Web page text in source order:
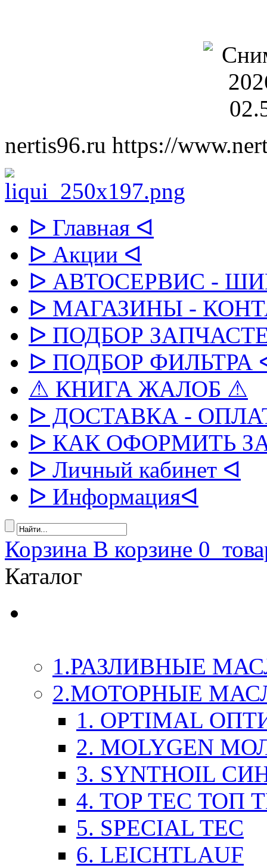
nertis96.ru https://
ᐅ Главная ᐊ
ᐅ Акции ᐊ
ᐅ АВТОСЕРВИС -
ᐅ МАГАЗИНЫ -
ᐅ ПОДБОР
ᐅ ПОДБОР ФИЛЬТРА
⚠ КНИГА ЖАЛОБ ⚠
ᐅ ДОСТАВКА -
ᐅ КАК ОФОРМИТЬ
ᐅ Личный кабинет ᐊ
ᐅ Информацияᐊ
Корзина В корзине 0
Каталог
1.РАЗЛИВНЫЕ
2.МОТОРНЫЕ
1. OPTIMAL
2. MOLYGEN
3. SYNTHOIL
4. TOP TEC ТОП
5. SPECIAL TEC
6. LEICHTLAUF